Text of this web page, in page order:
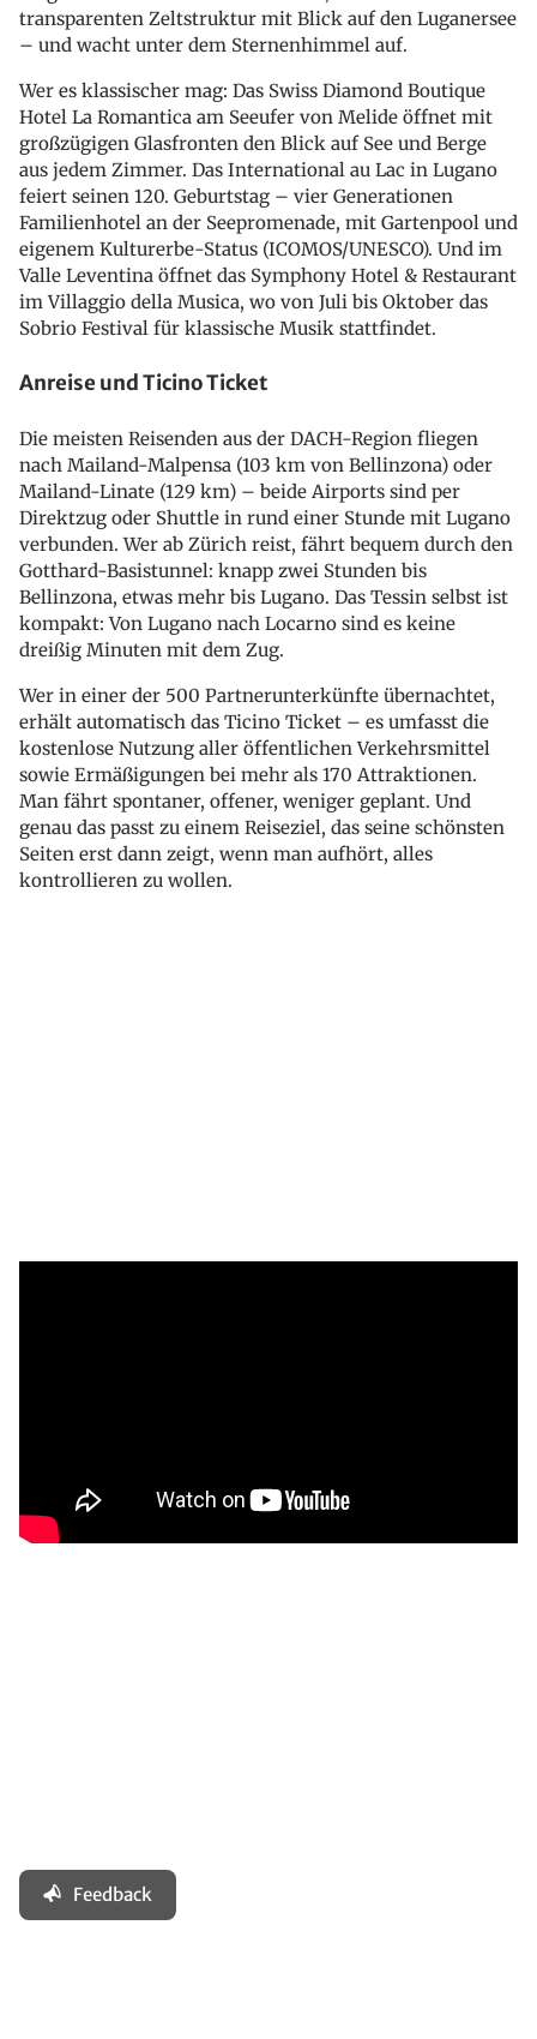
transparenten Zeltstruktur mit Blick auf den Luganersee
– und wacht unter dem Sternenhimmel auf.
Wer es klassischer mag: Das Swiss Diamond Boutique
Hotel La Romantica am Seeufer von Melide öffnet mit
großzügigen Glasfronten den Blick auf See und Berge
aus jedem Zimmer. Das International au Lac in Lugano
feiert seinen 120. Geburtstag – vier Generationen
Familienhotel an der Seepromenade, mit Gartenpool und
eigenem Kulturerbe-Status (ICOMOS/UNESCO). Und im
Valle Leventina öffnet das Symphony Hotel & Restaurant
im Villaggio della Musica, wo von Juli bis Oktober das
Sobrio Festival für klassische Musik stattfindet.
Anreise und Ticino Ticket
Die meisten Reisenden aus der DACH-Region fliegen
nach Mailand-Malpensa (103 km von Bellinzona) oder
Mailand-Linate (129 km) – beide Airports sind per
Direktzug oder Shuttle in rund einer Stunde mit Lugano
verbunden. Wer ab Zürich reist, fährt bequem durch den
Gotthard-Basistunnel: knapp zwei Stunden bis
Bellinzona, etwas mehr bis Lugano. Das Tessin selbst ist
kompakt: Von Lugano nach Locarno sind es keine
dreißig Minuten mit dem Zug.
Wer in einer der 500 Partnerunterkünfte übernachtet,
erhält automatisch das Ticino Ticket – es umfasst die
kostenlose Nutzung aller öffentlichen Verkehrsmittel
sowie Ermäßigungen bei mehr als 170 Attraktionen.
Man fährt spontaner, offener, weniger geplant. Und
genau das passt zu einem Reiseziel, das seine schönsten
Seiten erst dann zeigt, wenn man aufhört, alles
kontrollieren zu wollen.
Feedback